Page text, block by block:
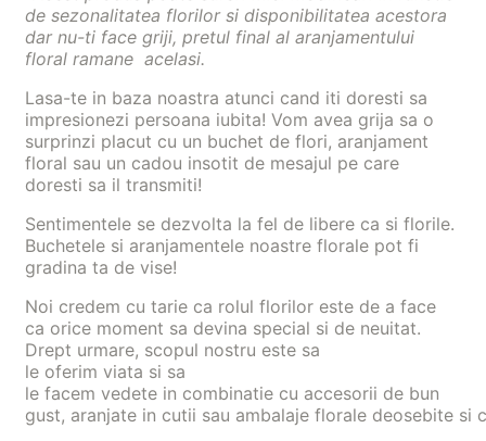
de sezonalitatea florilor si disponibilitatea acestora
dar nu-ti face griji, pretul final al aranjamentului
floral ramane acelasi.
Lasa-te in baza noastra atunci cand iti doresti sa
impresionezi persoana iubita! Vom avea grija sa o
surprinzi placut cu un buchet de flori, aranjament
floral sau un cadou insotit de mesajul pe care
doresti sa il transmiti!
Sentimentele se dezvolta la fel de libere ca si florile.
Buchetele si aranjamentele noastre florale pot fi
gradina ta de vise!
Noi credem cu tarie ca rolul florilor este de a face
ca orice moment sa devina special si de neuitat.
Drept urmare, scopul nostru este sa
le oferim viata si sa
le facem vedete in combinatie cu accesorii de bun
gust, aranjate in cutii sau ambalaje florale deosebite si